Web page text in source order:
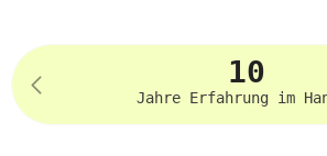
10
Jahre Erfahrung im